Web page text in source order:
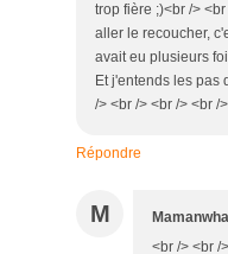
trop fière ;)<br />
aller le recoucher,
avait eu plusieurs
Et j'entends les pas
/> <br /> <br /> <br />
Répondre
M
<br /> <br /